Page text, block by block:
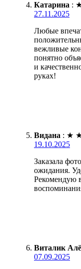
Катарина :
27.11.2025
Любые
вежливые
понятно
и
руках!
Видана : ★
19.10.2025
Заказала
ожидания.
Рекомендую
Виталик
07.09.2025